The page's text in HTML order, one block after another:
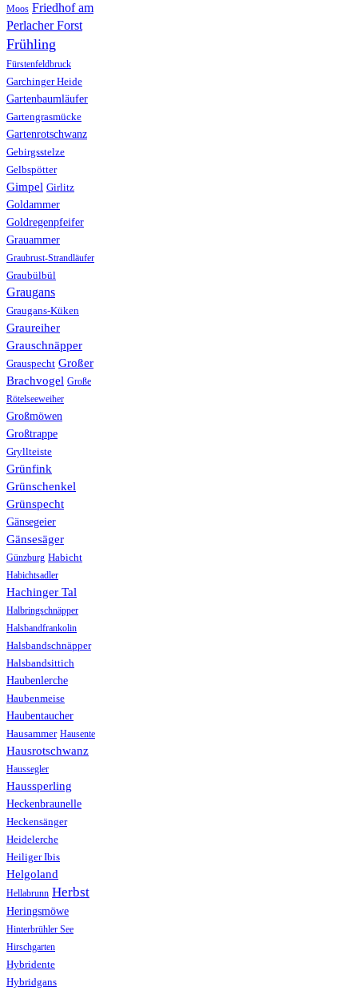
Moos Friedhof am
Perlacher Forst
Frühling
Fürstenfeldbruck
Garchinger Heide
Gartenbaumläufer
Gartengrasmücke
Gartenrotschwanz
Gebirgsstelze
Gelbspötter
Gimpel Girlitz
Goldammer
Goldregenpfeifer
Grauammer
Graubrust-Strandläufer
Graubülbül
Graugans
Graugans-Küken
Graureiher
Grauschnäpper
Grauspecht Großer
Brachvogel Große
Rötelseeweiher
Großmöwen
Großtrappe
Gryllteiste
Grünfink
Grünschenkel
Grünspecht
Gänsegeier
Gänsesäger
Günzburg Habicht
Habichtsadler
Hachinger Tal
Halbringschnäpper
Halsbandfrankolin
Halsbandschnäpper
Halsbandsittich
Haubenlerche
Haubenmeise
Haubentaucher
Hausammer Hausente
Hausrotschwanz
Haussegler
Haussperling
Heckenbraunelle
Heckensänger
Heidelerche
Heiliger Ibis
Helgoland
Hellabrunn Herbst
Heringsmöwe
Hinterbrühler See
Hirschgarten
Hybridente
Hybridgans